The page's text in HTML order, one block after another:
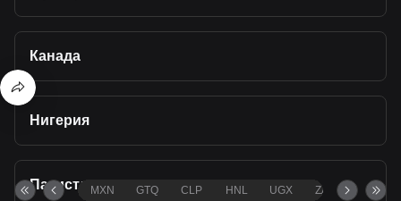
Канада
Нигерия
ПакистанMXN GTQ CLP HNL UGX ZAR TND